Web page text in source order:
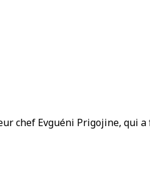
chef Evguéni Prigojine, qui